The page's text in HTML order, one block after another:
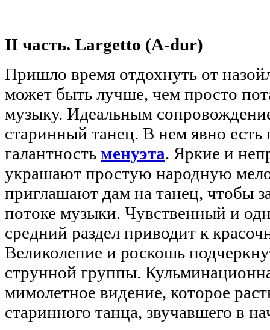
II часть. Largetto (A-dur)
Пришло время отдохнуть от
может быть лучше, чем просто
музыку. Идеальным
старинный танец. В нем явно есть
галантность менуэта. Яркие и
украшают простую народную
приглашают дам на танец, чтобы
потоке музыки. Чувственный и
средний раздел приводит к
Великолепие и роскошь
струнной группы.
мимолетное видение, которое
старинного танца, звучавшего в